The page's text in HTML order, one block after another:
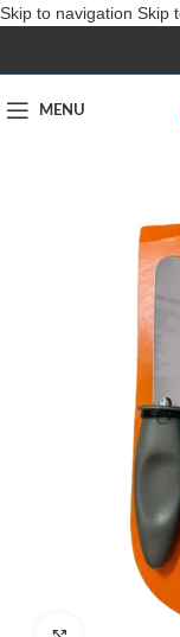
Skip to navigation Skip
MENU